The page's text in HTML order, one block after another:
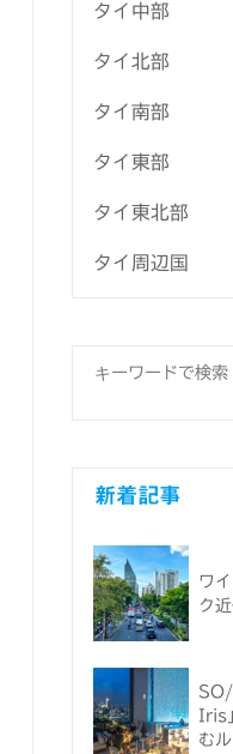
タイ中部
タイ北部
タイ南部
タイ東部
タイ東北部
タイ周辺国
新着記事
ワ
ク
Iris
む